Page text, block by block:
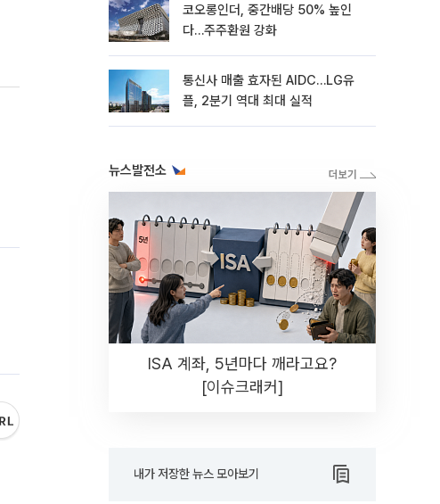
코오롱인더, 중간배당 50% 높인
다…주주환원 강화
통신사 매출 효자된 AIDC…LG유
플, 2분기 역대 최대 실적
뉴스발전소
ISA 계좌, 5년마다 깨라고요?
[이슈크래커]
내가 저장한 뉴스 모아보기